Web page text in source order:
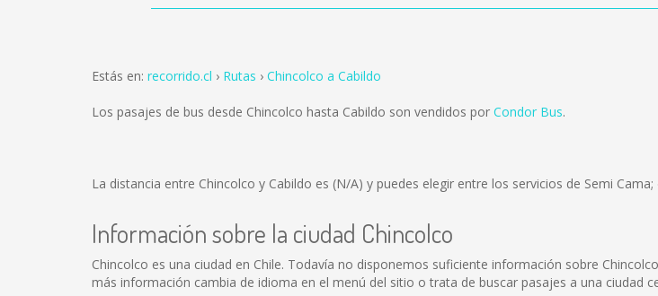
Estás en: recorrido.cl Rutas Chincolco a Cabildo
Los pasajes de bus desde Chincolco hasta Cabildo son vendidos por Condor Bus.
La distancia entre Chincolco y Cabildo es (N/A) y puedes elegir entre los servicios de Semi
Información sobre la ciudad Chincolco
Chincolco es una ciudad en Chile. Todavía no disponemos suficiente información sobre
más información cambia de idioma en el menú del sitio o trata de buscar pasajes a una ciudad